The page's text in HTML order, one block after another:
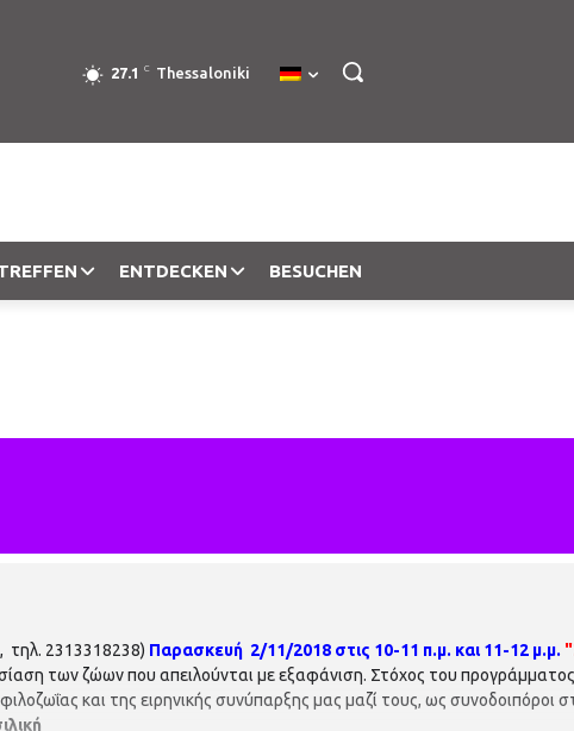
27.1 C Thessaloniki
ENTDECKEN BESUCHEN
τηλ. 2313318238) Παρασκευή 2/11/2018 στις 10-11 π.μ. και 11-12 μ.μ.
των ζώων που απειλούνται με εξαφάνιση. Στόχος του προγράμματος
και της ειρηνικής συνύπαρξης μας μαζί τους, ως συνοδοιπόροι